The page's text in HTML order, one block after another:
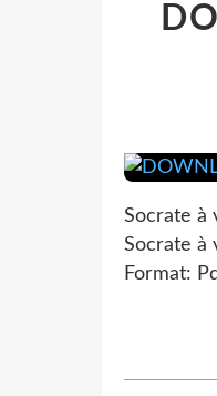
Socrate à
Socrate à
Format: